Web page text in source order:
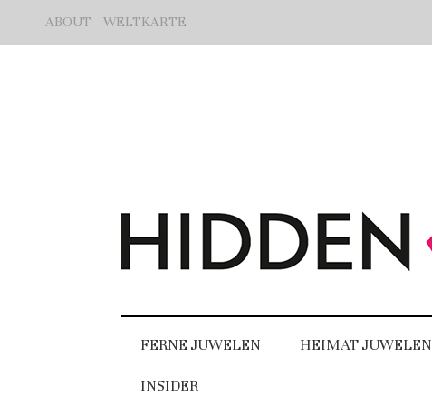
ABOUT WELTKARTE
FERNE JUWELEN HEIMAT JUWELEN
INSIDER